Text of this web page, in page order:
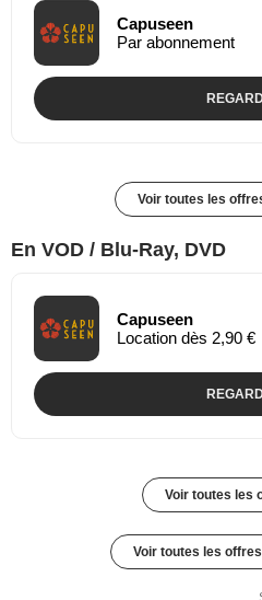
Capuseen
Par abonnement
Voir toutes les
En VOD / Blu-Ray, DVD
Capuseen
Location dès 2,90 €
Voir toutes les
Voir toutes les